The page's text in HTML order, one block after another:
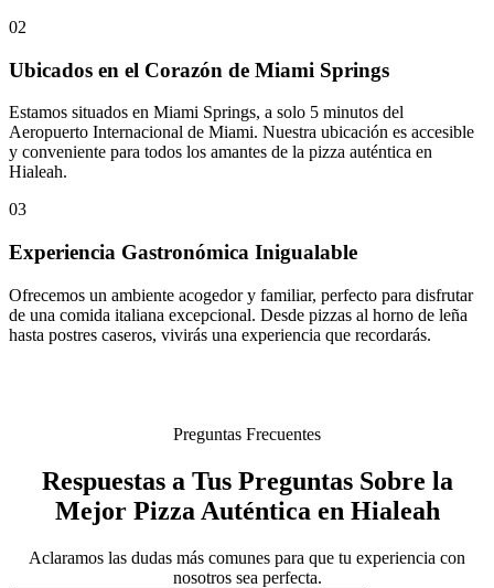
02
Ubicados en el Corazón de Miami Springs
Estamos situados en Miami Springs, a solo 5 minutos del
Aeropuerto Internacional de Miami. Nuestra ubicación es accesible
y conveniente para todos los amantes de la pizza auténtica en
Hialeah.
03
Experiencia Gastronómica Inigualable
Ofrecemos un ambiente acogedor y familiar, perfecto para disfrutar
de una comida italiana excepcional. Desde pizzas al horno de leña
hasta postres caseros, vivirás una experiencia que recordarás.
Preguntas Frecuentes
Respuestas a Tus Preguntas Sobre la
Mejor Pizza Auténtica en Hialeah
Aclaramos las dudas más comunes para que tu experiencia con
nosotros sea perfecta.